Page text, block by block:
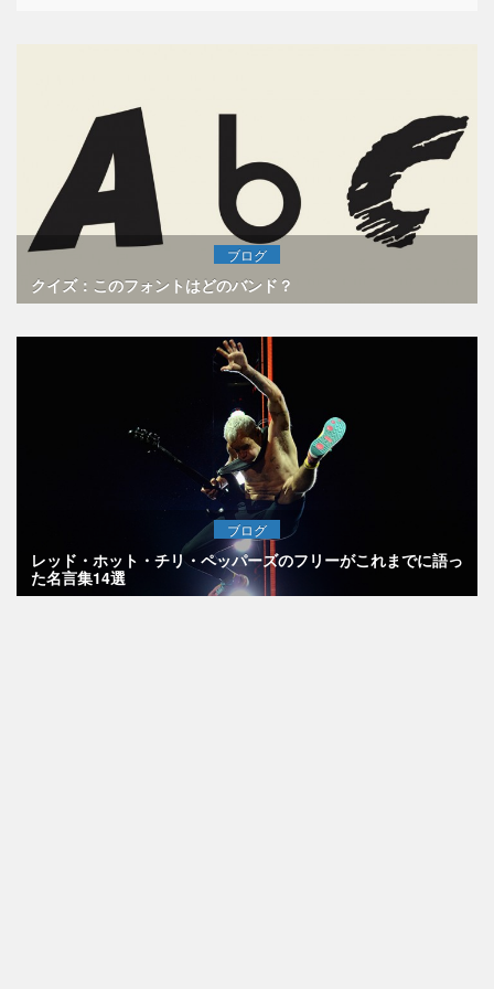
ブログ
クイズ：このフォントはどのバンド？
ブログ
レッド・ホット・チリ・ペッパーズのフリーがこれまでに語っ
た名言集14選